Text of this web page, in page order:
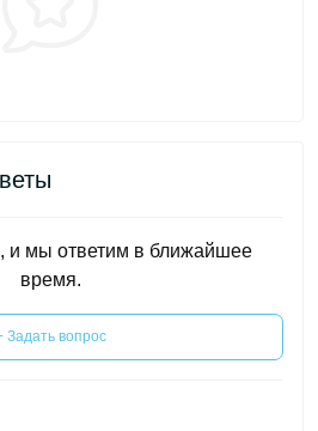
и мы ответим в ближайшее
время.
Задать вопрос